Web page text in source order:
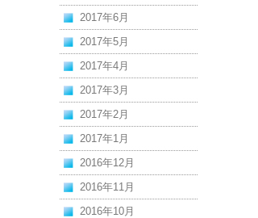
2017年6月
2017年5月
2017年4月
2017年3月
2017年2月
2017年1月
2016年12月
2016年11月
2016年10月